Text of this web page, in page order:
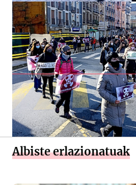
Albiste erlazionatuak